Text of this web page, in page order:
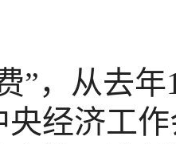
”，从去
经济工